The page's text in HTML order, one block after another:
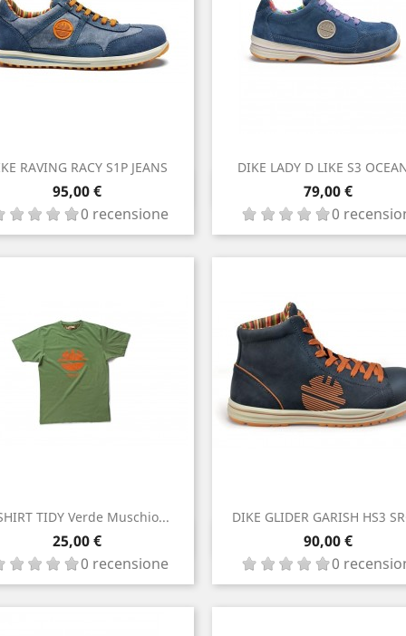
RAVING RACY S1P JEANS
Prezzo
95,00 €
0 recensione
Anteprima
DIKE LADY D LIKE S3
Prezzo
79,00 €
0
Anteprima
TIDY Verde Muschio...
Prezzo
25,00 €
0 recensione
Anteprima
DIKE GLIDER GARISH HS3
Prezzo
90,00 €
0
Anteprima